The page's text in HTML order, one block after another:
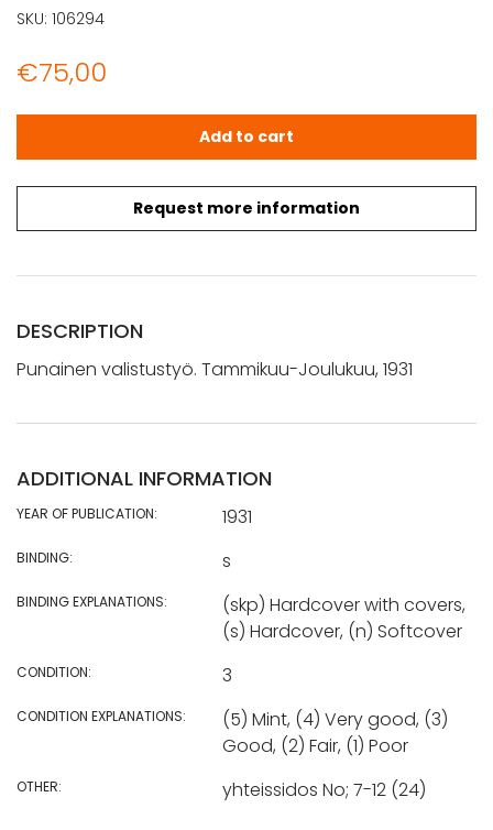
€75,00
Request more information
Punainen valistustyö. Tammikuu-Joulukuu, 1931 -
Add to cart
SKU: 106294
DESCRIPTION
Punainen valistustyö. Tammikuu-Joulukuu, 1931
ADDITIONAL INFORMATION
YEAR OF PUBLICATION: 1931
BINDING: s
BINDING EXPLANATIONS:
(skp) Hardcover with covers,
(s) Hardcover, (n) Softcover
CONDITION: 3
CONDITION EXPLANATIONS:
(5) Mint, (4) Very good, (3)
Good, (2) Fair, (1) Poor
OTHER: yhteissidos No; 7-12 (24)